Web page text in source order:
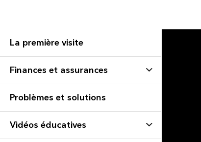
La première visite
Finances et assurances
Problèmes et solutions
Vidéos éducatives